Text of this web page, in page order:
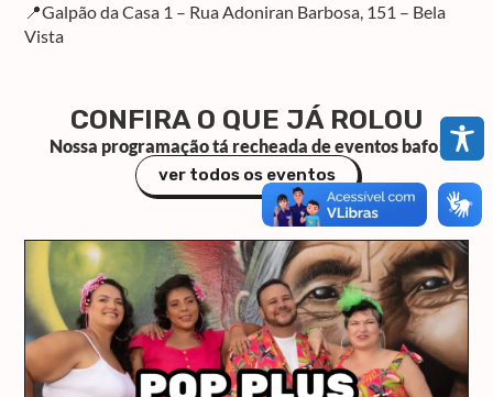
📍Galpão da Casa 1 – Rua Adoniran Barbosa, 151 – Bela
Vista
CONFIRA O QUE JÁ ROLOU
Nossa programação tá recheada de eventos bafo!
ver todos os eventos